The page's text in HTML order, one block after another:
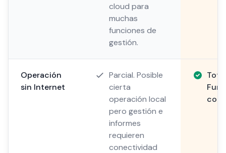
cloud para
muchas
funciones de
gestión.
Operación
sin Internet
Parcial. Posible
cierta
operación local
pero gestión e
informes
requieren
conectividad